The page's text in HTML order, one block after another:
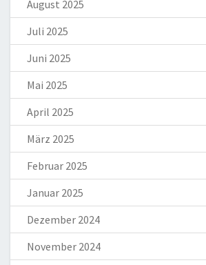
August 2025
Juli 2025
Juni 2025
Mai 2025
April 2025
März 2025
Februar 2025
Januar 2025
Dezember 2024
November 2024